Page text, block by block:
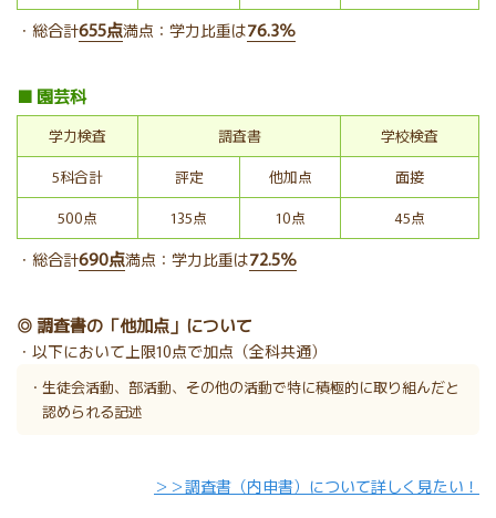
・総合計655点満点：学力比重は76.3％
■ 園芸科
学力検査 調査書
学校検査
5科合計
評定 他加点
面接
500点
135点 10点 45点
・総合計690点満点：学力比重は72.5％
◎ 調査書の「他加点」について
・以下において上限10点で加点（全科共通）
・生徒会活動、部活動、その他の活動で特に積極的に取り組んだと
認められる記述
＞＞調査書（内申書）について詳しく見たい！